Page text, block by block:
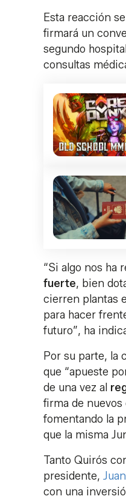
Esta reacción
firmará un
segundo
consultas
“Si algo nos ha
fuerte, bien
cierren plantas
para hacer
futuro”, ha
Por su parte, la
que “apueste
de una vez al
firma de
fomentando la
que la misma
Tanto Quirós
presidente,
con una